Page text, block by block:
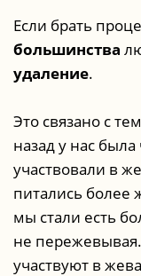
Если брать
большинства
удаление.
Это связано с
назад у нас
участвовали в
питались
мы стали есть
не
участвуют в